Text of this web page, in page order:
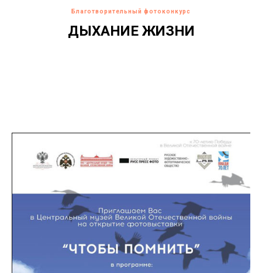
Благотворительный фотоконкурс
ДЫХАНИЕ ЖИЗНИ